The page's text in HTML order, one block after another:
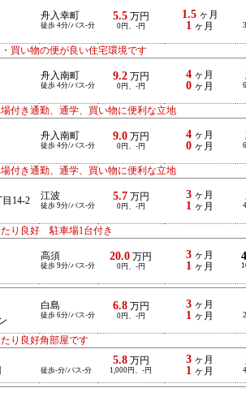
舟入幸町
徒歩 4分/バス-分
5.5万円
0円、-円
1.5ヶ月
1 ヶ月
買い物の便が良い住宅環境です
舟入南町
徒歩 4分/バス-分
9.2万円
0円、-円
4 ヶ月
0 ヶ月
付き通勤、通学、買い物に便利な立地
舟入南町
徒歩 4分/バス-分
9.0万円
0円、-円
4 ヶ月
0 ヶ月
付き通勤、通学、買い物に便利な立地
目14-2
江波
徒歩 9分/バス-分
5.7万円
0円、-円
3 ヶ月
1 ヶ月
り良好 駐車場1台付き
高須
徒歩 9分/バス-分
20.0 万円
0円、-円
3 ヶ月
1 ヶ月
白島
徒歩 6分/バス-分
6.8万円
0円、-円
3 ヶ月
1 ヶ月
り良好角部屋です
徒歩-分/バス-分
5.8万円
1,000円、-円
3 ヶ月
1 ヶ月